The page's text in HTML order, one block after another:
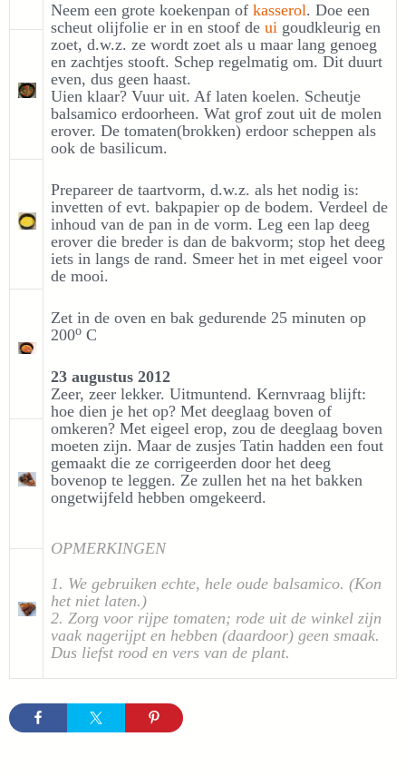
Neem een grote koekenpan of kasserol. Doe een
scheut olijfolie er in en stoof de ui goudkleurig en
zoet, d.w.z. ze wordt zoet als u maar lang genoeg
en zachtjes stooft. Schep regelmatig om. Dit duurt
even, dus geen haast.
Uien klaar? Vuur uit. Af laten koelen. Scheutje
balsamico erdoorheen. Wat grof zout uit de molen
erover. De tomaten(brokken) erdoor scheppen als
ook de basilicum.
Prepareer de taartvorm, d.w.z. als het nodig is:
invetten of evt. bakpapier op de bodem. Verdeel de
inhoud van de pan in de vorm. Leg een lap deeg
erover die breder is dan de bakvorm; stop het deeg
iets in langs de rand. Smeer het in met eigeel voor
de mooi.
Zet in de oven en bak gedurende 25 minuten op
200o C
23 augustus 2012
Zeer, zeer lekker. Uitmuntend. Kernvraag blijft:
hoe dien je het op? Met deeglaag boven of
omkeren? Met eigeel erop, zou de deeglaag boven
moeten zijn. Maar de zusjes Tatin hadden een fout
gemaakt die ze corrigeerden door het deeg
bovenop te leggen. Ze zullen het na het bakken
ongetwijfeld hebben omgekeerd.
OPMERKINGEN
1. We gebruiken echte, hele oude balsamico. (Kon
het niet laten.)
2. Zorg voor rijpe tomaten; rode uit de winkel zijn
vaak nagerijpt en hebben (daardoor) geen smaak.
Dus liefst rood en vers van de plant.